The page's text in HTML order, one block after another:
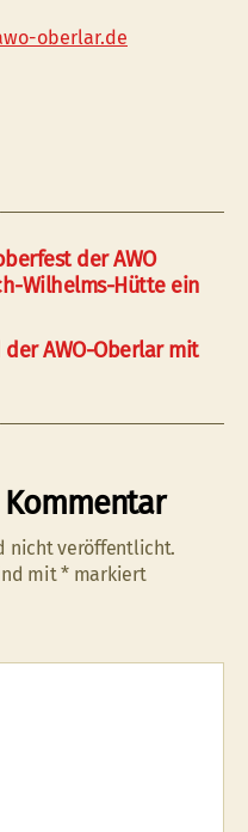
oberlar.de
der AWO
Wilhelms-Hütte ein
AWO-Oberlar mit
nicht veröffentlicht.
mit* markiert